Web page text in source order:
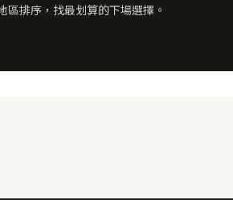
排序，找最划算的下場選擇。